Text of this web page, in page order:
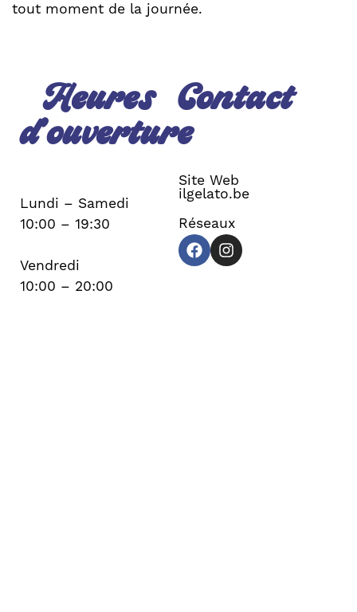
tout moment de la journée.
Heures
d’ouverture
Lundi – Samedi
10:00 – 19:30
Vendredi
10:00 – 20:00
Contact
Site Web
ilgelato.be
Réseaux